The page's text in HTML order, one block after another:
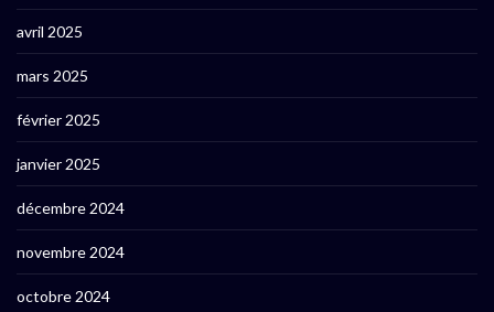
avril 2025
mars 2025
février 2025
janvier 2025
décembre 2024
novembre 2024
octobre 2024